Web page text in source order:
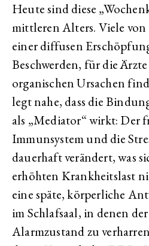
Heute sind diese
mittleren Alters. Viele
einer diffusen
Beschwerden, für die
organischen Ursachen
legt nahe, dass die
als „Mediator“ wirkt: Der
Immunsystem und die
dauerhaft verändert, was
erhöhten Krankheitslast
eine späte, körperliche
im Schlafsaal, in denen
Alarmzustand zu